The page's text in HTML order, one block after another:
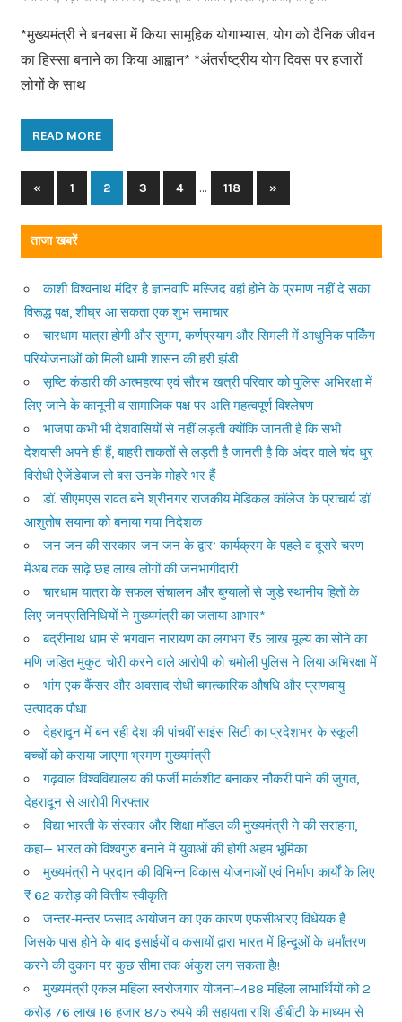
*मुख्यमंत्री ने बनबसा में किया सामूहिक योगाभ्यास, योग को दैनिक जीवन
का हिस्सा बनाने का किया आह्वान* *अंतर्राष्ट्रीय योग दिवस पर हजारों
लोगों के साथ
READ MORE
Posts
navigation
« Previous
Posts
1 2 3 4 … 118
Next
Posts
»
ताजा खबरें
काशी विश्वनाथ मंदिर है ज्ञानवापि मस्जिद वहां होने के प्रमाण नहीं दे सका
विरूद्ध पक्ष, शीघ्र आ सकता एक शुभ समाचार
चारधाम यात्रा होगी और सुगम, कर्णप्रयाग और सिमली में आधुनिक पार्किंग
परियोजनाओं को मिली धामी शासन की हरी झंडी
सृष्टि कंडारी की आत्महत्या एवं सौरभ खत्री परिवार को पुलिस अभिरक्षा में
लिए जाने के कानूनी व सामाजिक पक्ष पर अति महत्वपूर्ण विश्लेषण
भाजपा कभी भी देशवासियों से नहीं लड़ती क्योंकि जानती है कि सभी
देशवासी अपने ही हैं, बाहरी ताकतों से लड़ती है जानती है कि अंदर वाले चंद धुर
विरोधी ऐजेंडेबाज तो बस उनके मोहरे भर हैं
डॉ. सीएमएस रावत बने श्रीनगर राजकीय मेडिकल कॉलेज के प्राचार्य डॉ
आशुतोष सयाना को बनाया गया निदेशक
जन जन की सरकार-जन जन के द्वार’ कार्यक्रम के पहले व दूसरे चरण
मेंअब तक साढ़े छह लाख लोगों की जनभागीदारी
चारधाम यात्रा के सफल संचालन और बुग्यालों से जुड़े स्थानीय हितों के
लिए जनप्रतिनिधियों ने मुख्यमंत्री का जताया आभार*
बद्रीनाथ धाम से भगवान नारायण का लगभग ₹5 लाख मूल्य का सोने का
मणि जड़ित मुकुट चोरी करने वाले आरोपी को चमोली पुलिस ने लिया अभिरक्षा में
भांग एक कैंसर और अवसाद रोधी चमत्कारिक औषधि और प्राणवायु
उत्पादक पौधा
देहरादून में बन रही देश की पांचवीं साइंस सिटी का प्रदेशभर के स्कूली
बच्चों को कराया जाएगा भ्रमण-मुख्यमंत्री
गढ़वाल विश्वविद्यालय की फर्जी मार्कशीट बनाकर नौकरी पाने की जुगत,
देहरादून से आरोपी गिरफ्तार
विद्या भारती के संस्कार और शिक्षा मॉडल की मुख्यमंत्री ने की सराहना,
कहा— भारत को विश्वगुरु बनाने में युवाओं की होगी अहम भूमिका
मुख्यमंत्री ने प्रदान की विभिन्न विकास योजनाओं एवं निर्माण कार्यों के लिए
₹ 62 करोड़ की वित्तीय स्वीकृति
जन्तर-मन्तर फसाद आयोजन का एक कारण एफसीआरए विधेयक है
जिसके पास होने के बाद इसाईयों व कसायों द्वारा भारत में हिन्दूओं के धर्मांतरण
करने की दुकान पर कुछ सीमा तक अंकुश लग सकता है!!
मुख्यमंत्री एकल महिला स्वरोजगार योजना–488 महिला लाभार्थियों को 2
करोड़ 76 लाख 16 हजार 875 रुपये की सहायता राशि डीबीटी के माध्यम से